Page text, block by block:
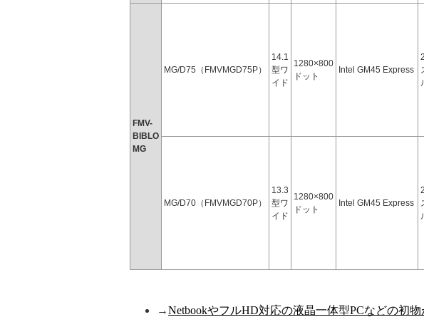
FMV-
BIBLO
MG
MG/D75（FMVMGD75P）
14.1
型ワ
イド
1280×800
ドット
Intel GM45 Express
MG/D70（FMVMGD70P）
13.3
型ワ
イド
1280×800
ドット
Intel GM45 Express
→NetbookやフルHD対応の液晶一体型PCなどの初